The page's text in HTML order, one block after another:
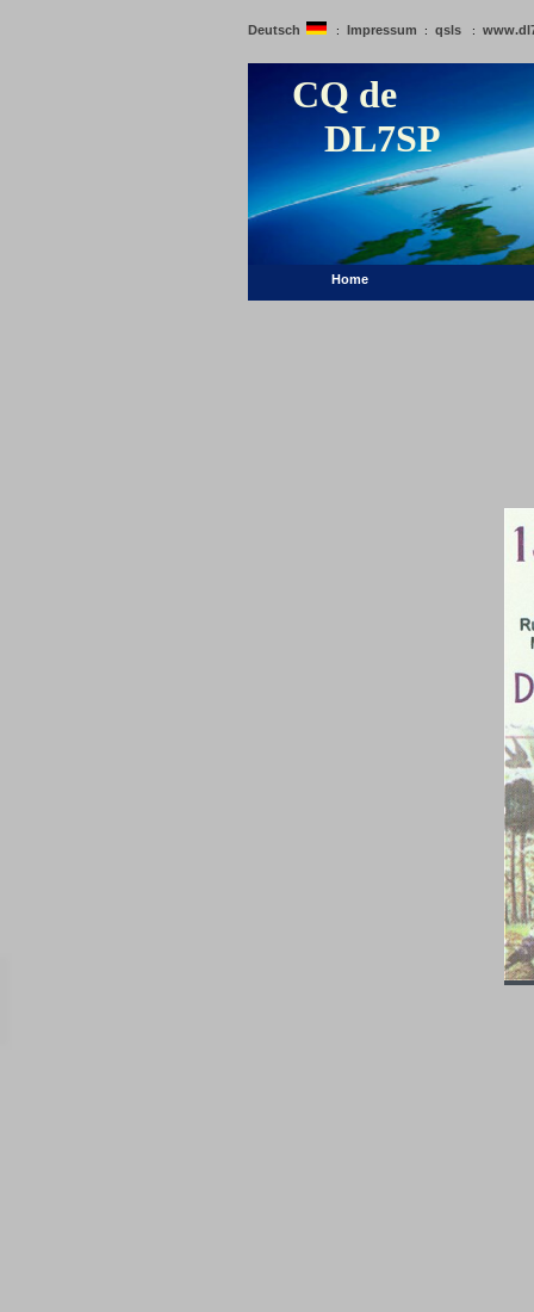
Deutsch : Impressum : qsls :
CQ de
DL7SP
Home